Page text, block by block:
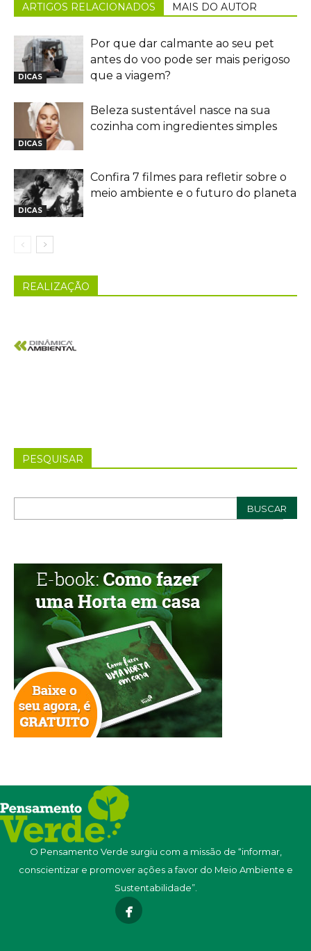
ARTIGOS RELACIONADOS MAIS DO AUTOR
DICAS
Por que dar calmante ao seu pet
antes do voo pode ser mais perigoso
que a viagem?
DICAS
Beleza sustentável nasce na sua
cozinha com ingredientes simples
DICAS
Confira 7 filmes para refletir sobre o
meio ambiente e o futuro do planeta
REALIZAÇÃO
PESQUISAR
O Pensamento Verde surgiu com a missão de “informar,
conscientizar e promover ações a favor do Meio Ambiente e
Sustentabilidade”.